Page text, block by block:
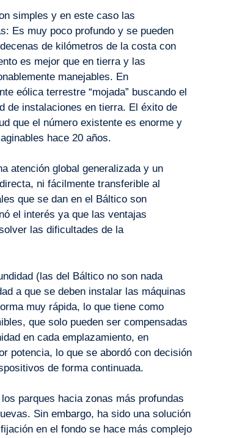
simples y en este caso las
Es muy poco profundo y se pueden
de kilómetros de la costa con
es mejor que en tierra y las
manejables. En
eólica terrestre “mojada” buscando el
de instalaciones en tierra. El éxito de
que el número existente es enorme y
hace 20 años.
atención global generalizada y un
ni fácilmente transferible al
que se dan en el Báltico son
el interés ya que las ventajas
las dificultades de la
(las del Báltico no son nada
a que se deben instalar las máquinas
muy rápida, lo que tiene como
que solo pueden ser compensadas
en cada emplazamiento, en
potencia, lo que se abordó con decisión
de forma continuada.
parques hacia zonas más profundas
Sin embargo, ha sido una solución
en el fondo se hace más complejo